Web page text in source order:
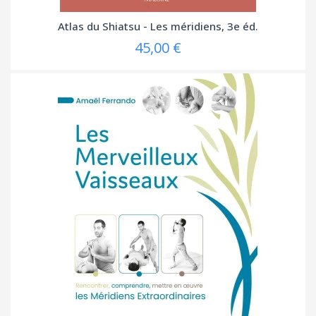
Atlas du Shiatsu - Les méridiens, 3e éd.
45,00 €